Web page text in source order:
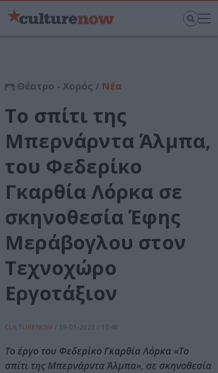
Θέατρο - Χορός / Νέα
Το σπίτι της
Μπερνάρντα Άλμπα,
του Φεδερίκο
Γκαρθία Λόρκα σε
σκηνοθεσία Έφης
Μεράβογλου στον
Τεχνοχώρο
Εργοτάξιον
CULTURENOW / 19-01-2023 / 10:46
Το έργο του Φεδερίκο Γκαρθία Λόρκα «Το
σπίτι της Μπερνάρντα Άλμπα», σε σκηνοθεσία